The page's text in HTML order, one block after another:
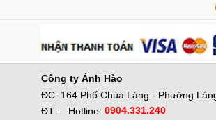
Công ty Ánh Hào
ĐC: 164 Phố Chùa Láng - Phường
ĐT :
Hotline: 0904.331.240